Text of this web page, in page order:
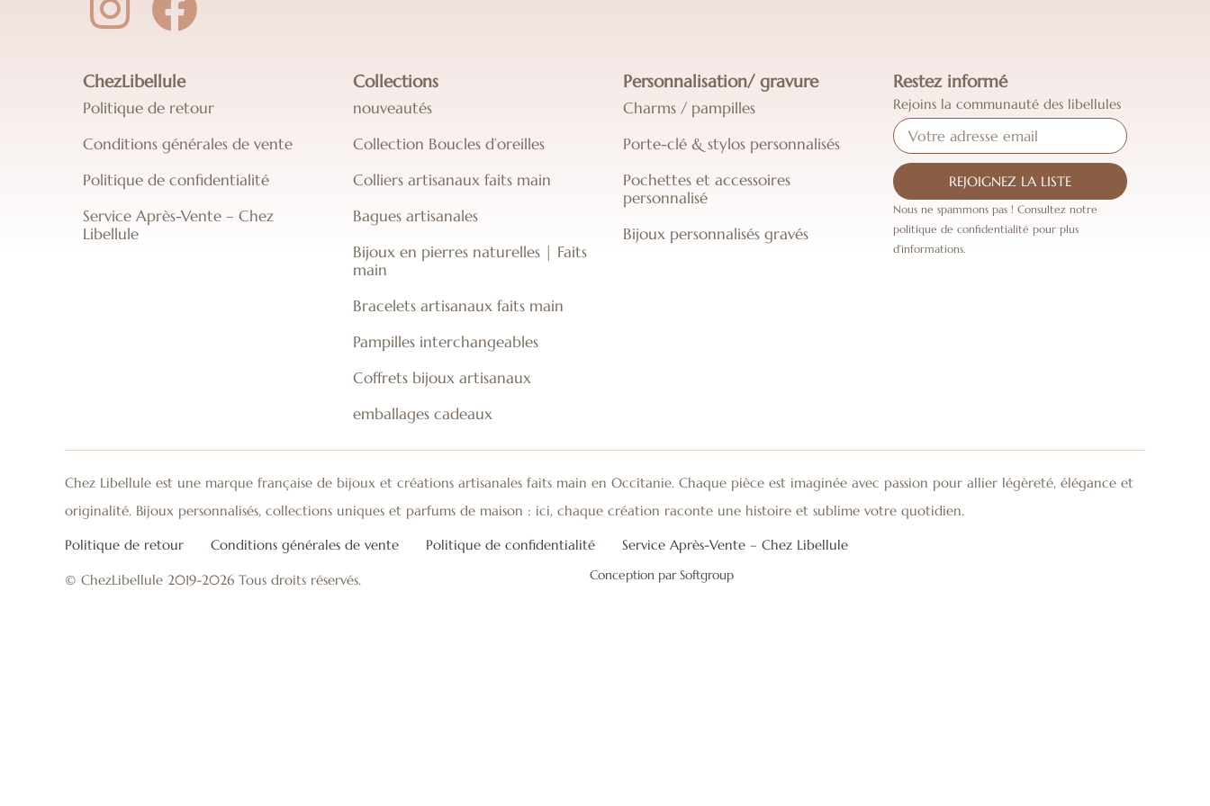
ChezLibellule
Politique de retour
Conditions générales de vente
Politique de confidentialité
Service Après-Vente – Chez
Libellule
Collections
nouveautés
Collection Boucles d’oreilles
Colliers artisanaux faits main
Bagues artisanales
Bijoux en pierres naturelles | Faits
main
Bracelets artisanaux faits main
Pampilles interchangeables
Coffrets bijoux artisanaux
emballages cadeaux
Personnalisation/ gravure
Charms / pampilles
Porte-clé & stylos personnalisés
Pochettes et accessoires
personnalisé
Bijoux personnalisés gravés
Restez informé
Rejoins la communauté des libellules
REJOIGNEZ LA LISTE
Nous ne spammons pas ! Consultez notre
politique de confidentialité pour plus
d’informations.
Chez Libellule est une marque française de bijoux et créations artisanales faits main en Occitanie. Chaque pièce est imaginée avec passion pour allier légèreté, élégance et
originalité. Bijoux personnalisés, collections uniques et parfums de maison : ici, chaque création raconte une histoire et sublime votre quotidien.
Politique de retour
Conditions générales de vente Politique de confidentialité Service Après-Vente – Chez Libellule
© ChezLibellule 2019-2026 Tous droits réservés. Conception par Softgroup